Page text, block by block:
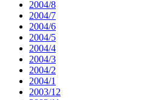
2004/8
2004/7
2004/6
2004/5
2004/4
2004/3
2004/2
2004/1
2003/12